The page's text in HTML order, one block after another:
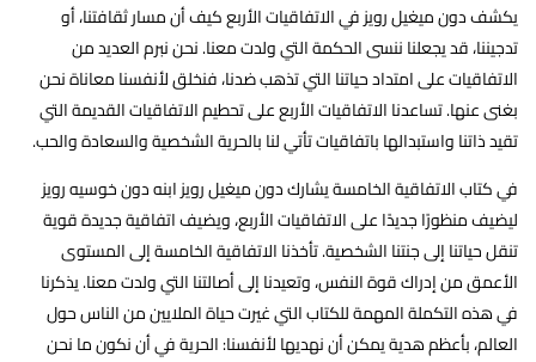
يكشف دون ميغيل رويز في الاتفاقيات الأربع كيف أن مسار ثقافتنا، أو
تدجيننا، قد يجعلنا ننسى الحكمة التي ولدت معنا. نحن نبرم العديد من
الاتفاقيات على امتداد حياتنا التي تذهب ضدنا، فنخلق لأنفسنا معاناة نحن
بغنى عنها. تساعدنا الاتفاقيات الأربع على تحطيم الاتفاقيات القديمة التي
تقيد ذاتنا واستبدالها باتفاقيات تأتي لنا بالحرية الشخصية والسعادة والحب.
في كتاب الاتفاقية الخامسة يشارك دون ميغيل رويز ابنه دون خوسيه رويز
ليضيف منظورًا جديدًا على الاتفاقيات الأربع، ويضيف اتفاقية جديدة قوية
تنقل حياتنا إلى جنتنا الشخصية. تأخذنا الاتفاقية الخامسة إلى المستوى
الأعمق من إدراك قوة النفس، وتعيدنا إلى أصالتنا التي ولدت معنا. يذكرنا
في هذه التكملة المهمة للكتاب التي غيرت حياة الملايين من الناس حول
العالم، بأعظم هدية يمكن أن نهديها لأنفسنا: الحرية في أن نكون ما نحن